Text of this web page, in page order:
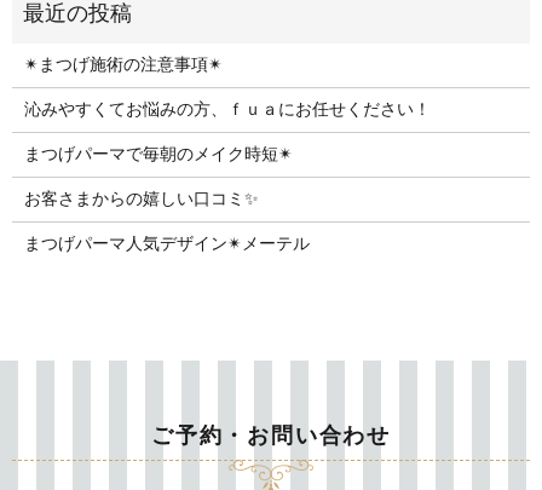
✴︎まつげ施術の注意事項✴︎
沁みやすくてお悩みの方、ｆｕａにお任せください！
まつげパーマで毎朝のメイク時短✴︎
お客さまからの嬉しい口コミ✨
まつげパーマ人気デザイン✴︎メーテル
ご予約・お問い合わせ